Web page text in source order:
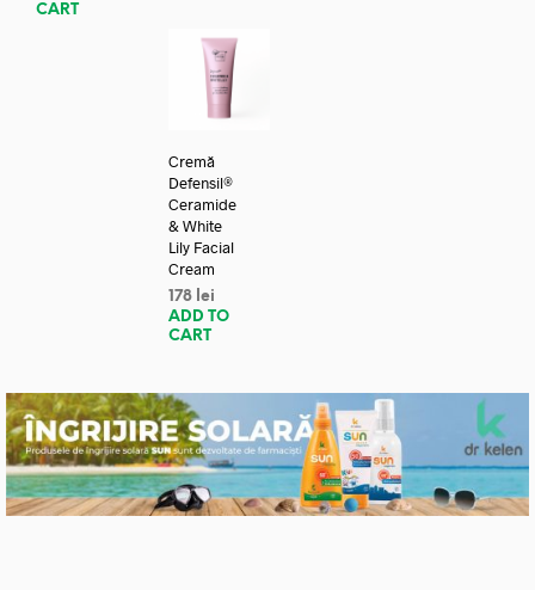
CART
Cremă
Defensil®
Ceramide
& White
Lily Facial
Cream
178 lei
ADD TO
CART